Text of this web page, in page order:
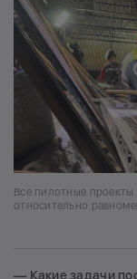
Все пилотные
относительно
— Какие задачи